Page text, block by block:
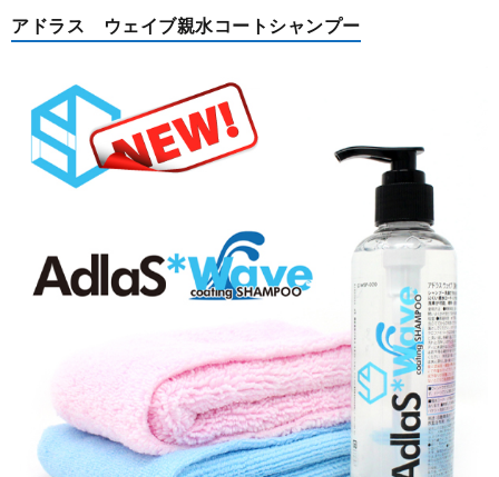
アドラス ウェイブ親水コートシャンプー